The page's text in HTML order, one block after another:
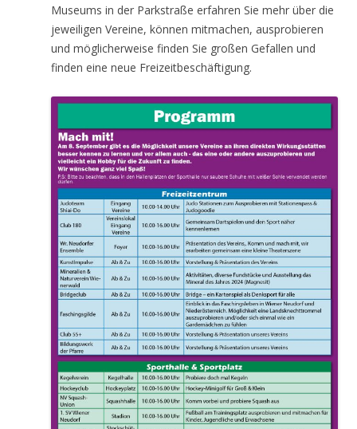
Museums in der Parkstraße erfahren Sie mehr über die
jeweiligen Vereine, können mitmachen, ausprobieren
und möglicherweise finden Sie großen Gefallen und
finden eine neue Freizeitbeschäftigung.